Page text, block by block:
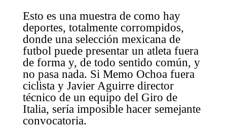
Esto es una muestra de como hay
deportes, totalmente corrompidos,
donde una selección mexicana de
futbol puede presentar un atleta fuera
de forma y, de todo sentido común, y
no pasa nada. Si Memo Ochoa fuera
ciclista y Javier Aguirre director
técnico de un equipo del Giro de
Italia, sería imposible hacer semejante
convocatoria.